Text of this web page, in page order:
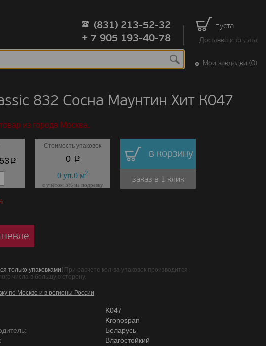
пуста
Доставка и оплата
(831) 213-52-32
+ 7 905 193-40-78
Мои закладки (0)
832 Сосна Маунтин Хит К047
из города Москва.
p
Стоимость упаковок
0 p
0уп.0м2
с учётом 5% на подрезку
в корзину
заказ в 1 клик
только упаковками! При расчете кол-ва упаковок производится
числа в большую сторону.
по Москве и в регионы России
K047
Kronospan
Беларусь
Влагостойкий